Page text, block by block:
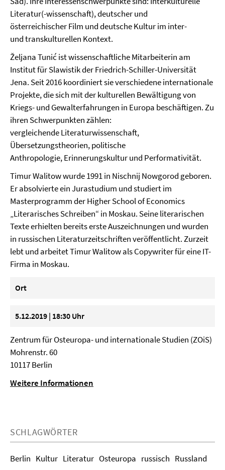
Literatur(-wissenschaft), deutscher und
österreichischer Film und deutsche Kultur im inter-
und transkulturellen Kontext.
Željana Tunić ist wissenschaftliche Mitarbeiterin am
Institut für Slawistik der Friedrich-Schiller-Universität
Jena. Seit 2016 koordiniert sie verschiedene internationale
Projekte, die sich mit der kulturellen Bewältigung von
Kriegs- und Gewalterfahrungen in Europa beschäftigen. Zu
ihren Schwerpunkten zählen:
vergleichende Literaturwissenschaft,
Übersetzungstheorien, politische
Anthropologie, Erinnerungskultur und Performativität.
Timur Walitow wurde 1991 in Nischnij Nowgorod geboren.
Er absolvierte ein Jurastudium und studiert im
Masterprogramm der Higher School of Economics
„Literarisches Schreiben“ in Moskau. Seine literarischen
Texte erhielten bereits erste Auszeichnungen und wurden
in russischen Literaturzeitschriften veröffentlicht. Zurzeit
lebt und arbeitet Timur Walitow als Copywriter für eine IT-
Firma in Moskau.
Ort
5.12.2019 | 18:30 Uhr
Zentrum für Osteuropa- und internationale Studien (ZOiS)
Mohrenstr. 60
10117 Berlin
Weitere Informationen
SCHLAGWÖRTER
Berlin Kultur Literatur Osteuropa russisch Russland